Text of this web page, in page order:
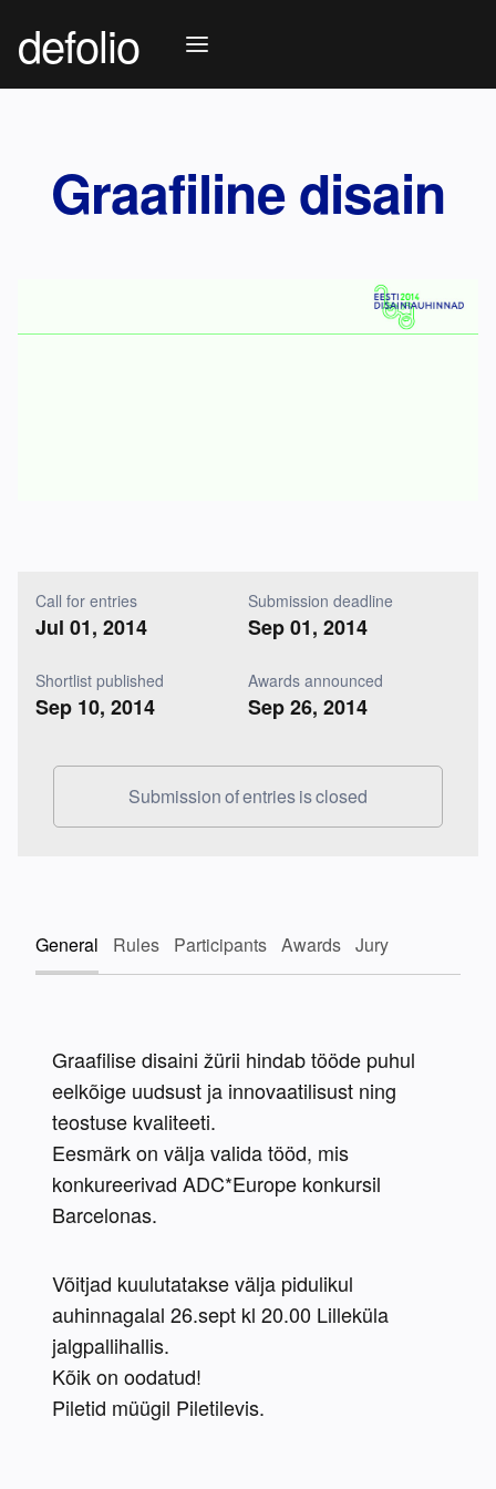
defolio
Graafiline disain
Call for entries
Jul 01, 2014
Submission deadline
Sep 01, 2014
Shortlist published
Sep 10, 2014
Awards announced
Sep 26, 2014
Submission of entries is closed
General Rules Participants Awards Jury
Graafilise disaini žürii hindab tööde puhul
eelkõige uudsust ja innovaatilisust ning
teostuse kvaliteeti.
Eesmärk on välja valida tööd, mis
konkureerivad ADC*Europe konkursil
Barcelonas.
Võitjad kuulutatakse välja pidulikul
auhinnagalal 26.sept kl 20.00 Lilleküla
jalgpallihallis.
Kõik on oodatud!
Piletid müügil Piletilevis.